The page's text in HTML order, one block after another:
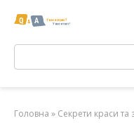
Поиск:
Головна » Секрети краси та